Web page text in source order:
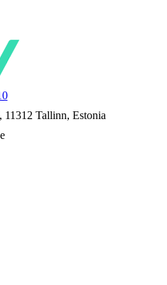
11312 Tallinn, Estonia